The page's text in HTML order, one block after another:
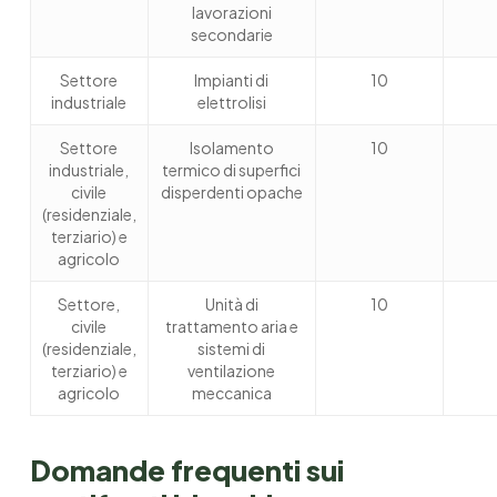
lavorazioni
secondarie
Settore
industriale
Impianti di
elettrolisi
10
Settore
industriale,
civile
(residenziale,
terziario) e
agricolo
Isolamento
termico di superfici
disperdenti opache
10
Settore,
civile
(residenziale,
terziario) e
agricolo
Unità di
trattamento aria e
sistemi di
ventilazione
meccanica
10
Domande frequenti sui